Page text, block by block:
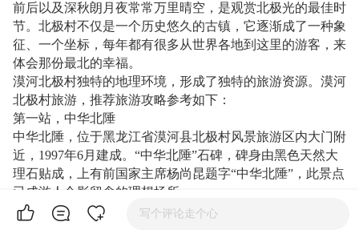
前后以及深秋朗月夜常常万里晴空，是观赏北极光的最佳时
节。北极村不仅是一个历史悠久的古镇，它逐渐成了一种象
征、一个坐标，每年都有很多从世界各地到这里的游客，来
体会那份最北的幸福。
漠河北极村独特的地理环境，形成了独特的旅游资源。漠河
北极村旅游，推荐旅游攻略参考如下：
第一站，中华北陲
中华北陲，位于黑龙江省漠河县北极村风景旅游区内大门附
近，1997年6月建成。“中华北陲”石碑，碑身由黑色天然大
理石贴成，上有前国家主席杨尚昆题字“中华北陲”，此景点
已成游人合影留念的理想场所。
第二站，北极圣诞滑雪场写个评论走个心